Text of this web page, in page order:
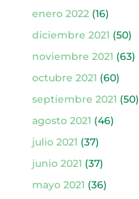
enero 2022(16)
diciembre 2021 (50)
noviembre 2021 (63)
octubre 2021 (60)
septiembre 2021 (50)
agosto 2021 (46)
julio 2021 (37)
junio 2021 (37)
mayo 2021 (36)